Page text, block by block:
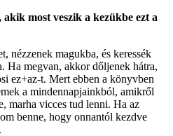
most veszik a kezükbe ezt a
magukba, és keressék
Ha megvan, akkor dőljenek hátra,
ez+az-t. Mert ebben a könyvben
a mindennapjainkból, amikről
marha vicces tud lenni. Ha az
benne, hogy onnantól kezdve